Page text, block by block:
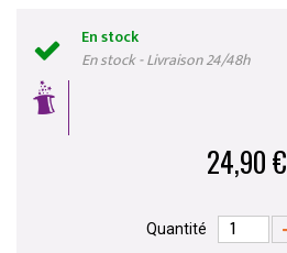
En stock
En stock - Livraison 24/48h
24,90 €
Quantité